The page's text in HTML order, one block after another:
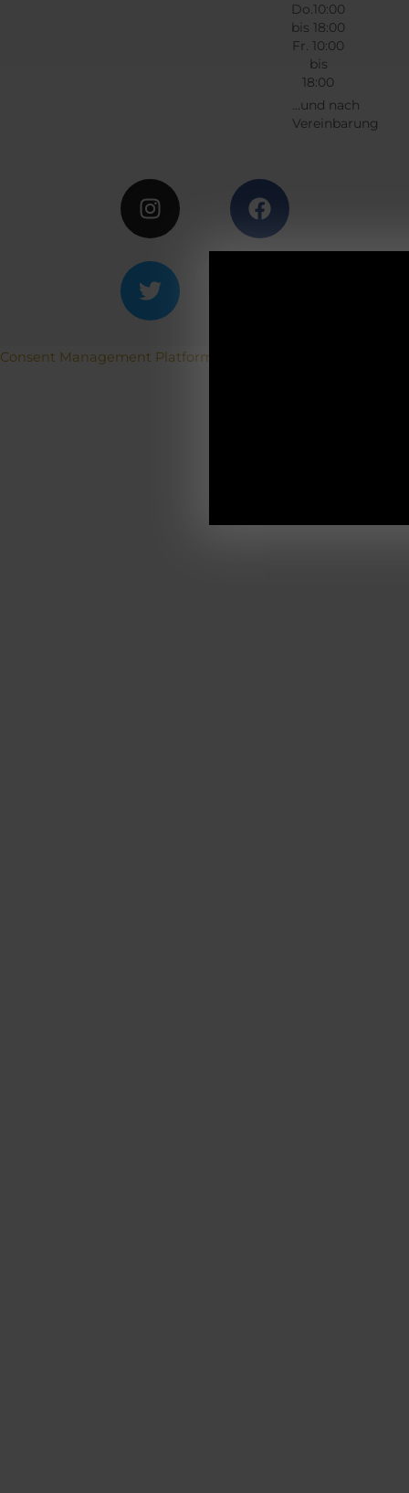
Do.10:00
bis 18:00
Fr. 10:00
bis
18:00
...und nach
Vereinbarung
Consent Management Platform von Real Cookie Banner